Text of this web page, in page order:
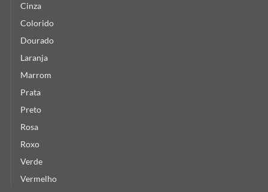
Cinza
Colorido
Dourado
Laranja
Marrom
Prata
Preto
Rosa
Roxo
Verde
Vermelho